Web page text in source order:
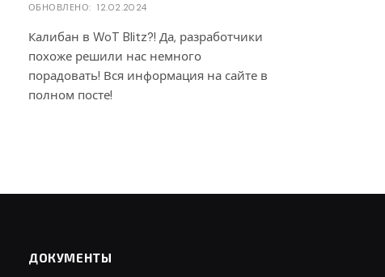
ОБНОВЛЕНО: 12.02.2024
Калибан в WoT Blitz?! Да, разработчики
похоже решили нас немного
порадовать! Вся информация на сайте в
полном посте!
ДОКУМЕНТЫ